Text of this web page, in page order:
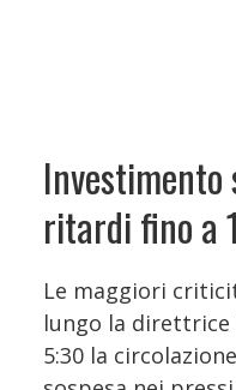
Investimento
ritardi fino a
Le maggiori
lungo la direttrice
5:30 la